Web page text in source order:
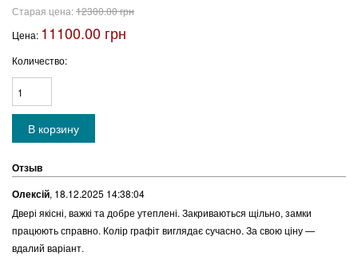
Старая цена:12300.00 грн
Цена: 11100.00 грн
Количество:
Отзыв
Олексій, 18.12.2025 14:38:04
Двері якісні, важкі та добре утеплені. Закриваються щільно, замки
працюють справно. Колір графіт виглядає сучасно. За свою ціну —
вдалий варіант.